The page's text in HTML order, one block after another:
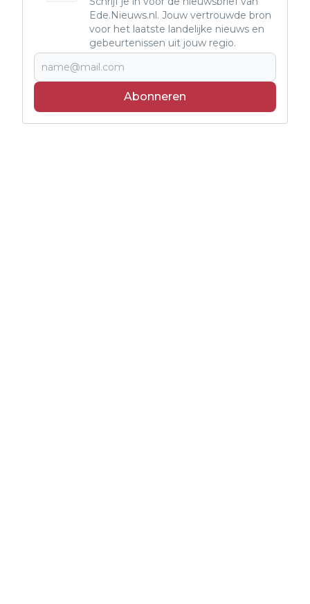
Ede.Nieuws.nl. Jouw vertrouwde bron
voor het laatste landelijke nieuws en
gebeurtenissen uit jouw regio.
Abonneren